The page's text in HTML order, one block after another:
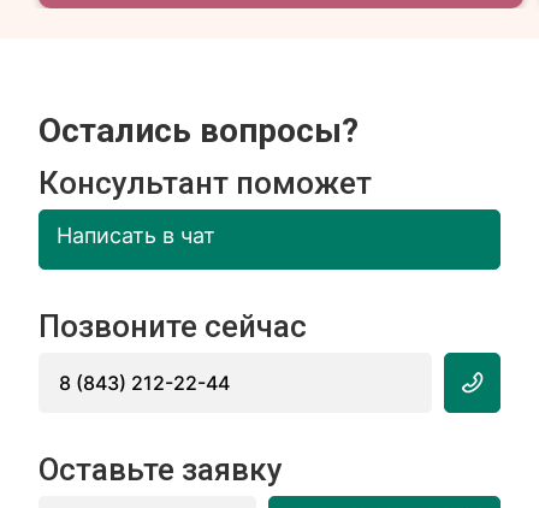
Остались вопросы?
Консультант поможет
Написать в чат
Позвоните сейчас
8 (843) 212-22-44
Оставьте заявку